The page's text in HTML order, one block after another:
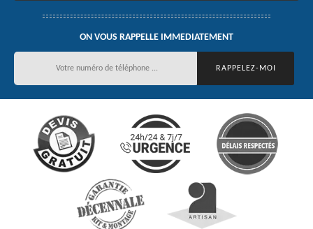
ON VOUS RAPPELLE IMMEDIATEMENT